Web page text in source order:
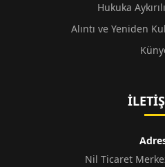
Hukuka
Alıntı ve Yeniden
Nil Ticaret